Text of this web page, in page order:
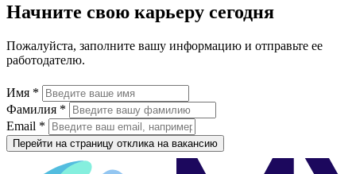
Начните свою карьеру сегодня
Пожалуйста, заполните вашу информацию и отправьте ее
работодателю.
Имя *
Фамилия *
Email *
Перейти на страницу отклика на вакансию